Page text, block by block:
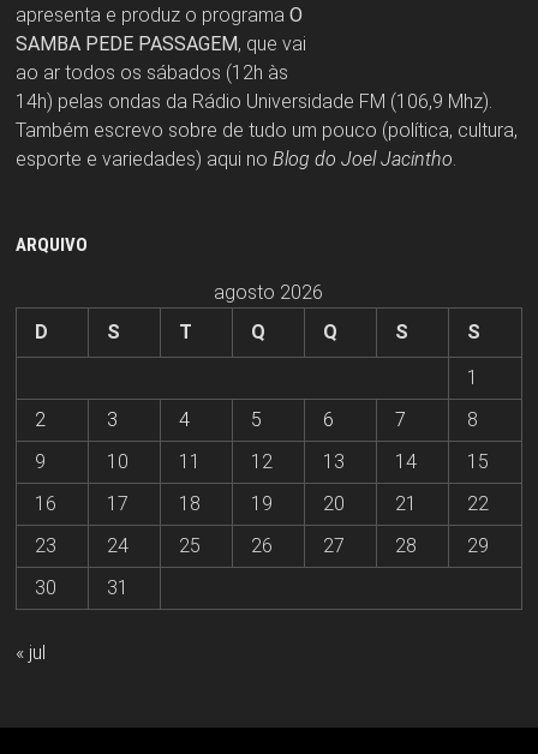
apresenta e produz o programa O
SAMBA PEDE PASSAGEM, que vai
ao ar todos os sábados (12h às
14h) pelas ondas da Rádio Universidade FM (106,9 Mhz).
Também escrevo sobre de tudo um pouco (política, cultura,
esporte e variedades) aqui no Blog do Joel Jacintho.
ARQUIVO
agosto 2026
D
S T Q Q S
S
1
2
3 4 5 6 7
8
9
10 11 12 13 14
15
16
17 18 19 20 21
22
23
24 25 26 27 28
29
30
31
« jul